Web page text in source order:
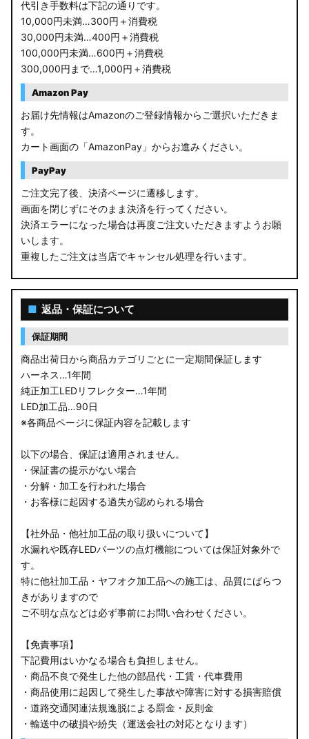
代引き手数料は下記の通りです。
10,000円未満…300円＋消費税
30,000円未満…400円＋消費税
100,000円未満…600円＋消費税
300,000円まで…1,000円＋消費税
Amazon Pay
お届け先情報はAmazonのご登録情報からご選択いただきま
す。
カート画面の「AmazonPay」からお進みください。
PayPay
ご注文完了後、決済ページに遷移します。
画面を閉じずにそのまま決済を行ってください。
決済エラーになった場合は再度ご注文いただきますようお願
いします。
重複したご注文は当店でキャンセル処理を行います。
■ 返品・保証について
保証期間
商品出荷日から商品カテゴリごとに一定期間保証します
ハーネス…1年間
純正加工LEDリフレクター…1年間
LED加工品…90日
※各商品ページに保証内容を記載します
以下の場合、保証は適用されません。
・保証書の提示がない場合
・分解・加工を行われた場合
・お客様に起因する過失が認められる場合
【社外品・他社加工品の取り扱いについて】
水漏れや既存LEDパーツの点灯機能については保証対象外で
す。
特に他社加工品・ヤフオク加工品への施工は、品質にばらつ
きがありますので
ご不明な点などは必ず事前にお問い合わせください。
【免責事項】
下記費用はいかなる場合も負担しません。
・商品不良で発生した他の部品代・工賃・代車費用
・商品使用に起因して発生した事故や障害に対する損害賠償
・道路交通関連法規逸脱による罰金・反則金
・輸送中の破損や紛失（運送会社の対応となります）